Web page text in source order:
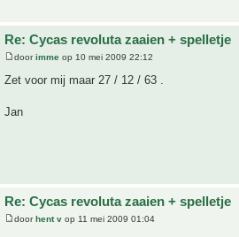
Re: Cycas revoluta zaaien + spelletje
doorimme op 10 mei 2009 22:12
Zet voor mij maar 27 / 12 / 63 .
Jan
Re: Cycas revoluta zaaien + spelletje
doorhent v op 11 mei 2009 01:04